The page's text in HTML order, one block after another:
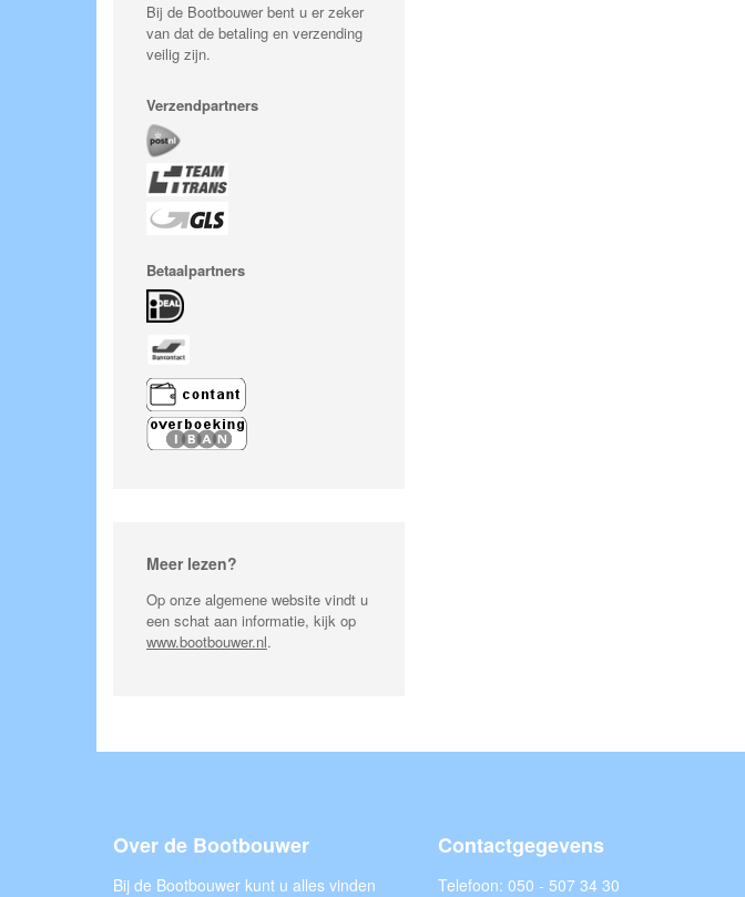
Bij de Bootbouwer bent u er zeker
van dat de betaling en verzending
veilig zijn.
Verzendpartners
Betaalpartners
Meer lezen?
Op onze algemene website vindt u
een schat aan informatie, kijk op
www.bootbouwer.nl.
Over de Bootbouwer
Bij de Bootbouwer kunt u alles vinden
Contactgegevens
Telefoon: 050 - 507 34 30